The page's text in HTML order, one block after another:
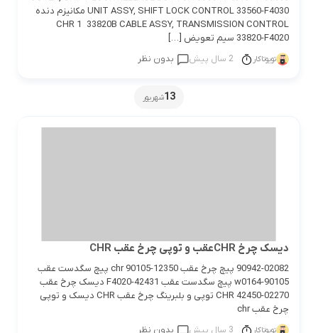
UNIT ASSY, SHIFT LOCK CONTROL 33560-F4030 مکانیزم دنده
CHR 1 33820B CABLE ASSY, TRANSMISSION CONTROL
33820-F4020 سیم تعویض […]
تویوتاکار 2 سال پیش بدون نظر
13شهریور
دیسک چرخ CHRعقب و توپی چرخ عقب CHR
90942-02082 پیچ چرخ عقب chr 90105-12350 پیچ سگدست عقب
90105-w0164 پیچ سگدست عقب 42431-F4020 دیسک چرخ عقب
CHR 42450-02270 توپی و بلبرینگ چرخ عقب CHR دیسک و توپی
چرخ عقب chr
تویوتاکار 3 سال پیش بدون نظر